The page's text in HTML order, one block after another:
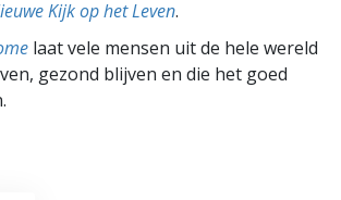
Kijk op het Leven.
laat vele mensen uit de hele wereld
gezond blijven en die het goed